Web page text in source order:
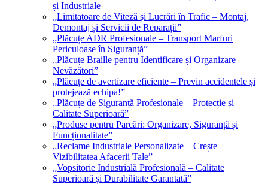
și Industriale
„Limitatoare de Viteză și Lucrări în Trafic – Montaj,
Demontaj și Servicii de Reparații”
„Plăcuțe ADR Profesionale – Transport Marfuri
Periculoase în Siguranță”
„Plăcuțe Braille pentru Identificare și Organizare –
Nevăzători”
„Plăcuțe de avertizare eficiente – Previn accidentele și
protejează echipa!”
„Plăcuțe de Siguranță Profesionale – Protecție și
Calitate Superioară”
„Produse pentru Parcări: Organizare, Siguranță și
Funcționalitate”
„Reclame Industriale Personalizate – Crește
Vizibilitatea Afacerii Tale”
„Vopsitorie Industrială Profesională – Calitate
Superioară și Durabilitate Garantată”